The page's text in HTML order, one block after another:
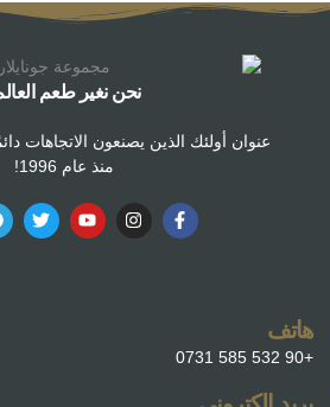
نحن نغير طعم
عنوان أولئك الذين يصنعون الاتجاهات
منذ عام 1996!
هاتف
+90 532 585 0731